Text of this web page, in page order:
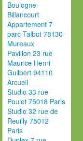
Boulogne-
Billancourt
Appartement 7
parc Talbot 78130
Mureaux
Pavillon 23 rue
Maurice Henri
Guilbert 94110
Arcueil
Studio 33 rue
Poulet 75018 Paris
Studio 32 rue de
Reuilly 75012
Paris